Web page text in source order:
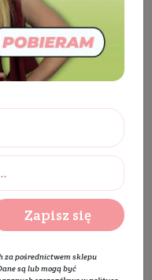
Zapisz się
za pośrednictwem sklepu
są lub mogą być